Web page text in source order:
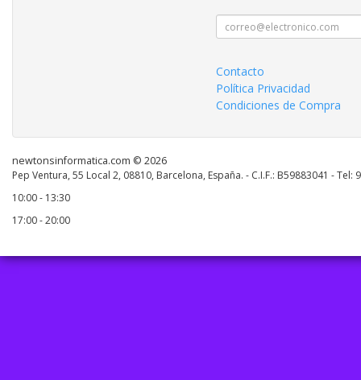
Contacto
Política Privacidad
Condiciones de Compra
newtonsinformatica.com © 2026
Pep Ventura, 55 Local 2, 08810, Barcelona, España. - C.I.F.: B59883041 - Tel:
10:00 - 13:30
17:00 - 20:00